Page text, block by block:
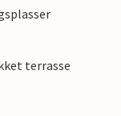
terrasse